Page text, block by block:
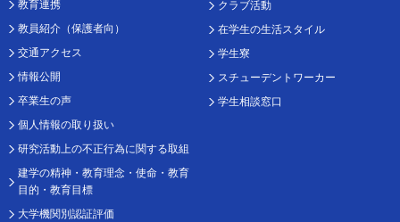
教育連携
教員紹介（保護者向）
交通アクセス
情報公開
卒業生の声
個人情報の取り扱い
研究活動上の不正行為に関する取組
建学の精神・教育理念・使命・教育
目的・教育目標
大学機関別認証評価
クラブ活動
在学生の生活スタイル
学生寮
スチューデントワーカー
学生相談窓口